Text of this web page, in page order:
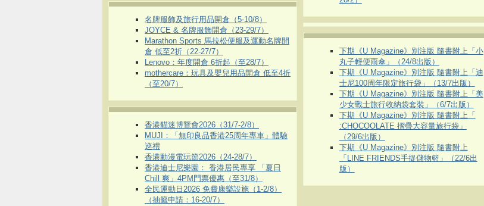
名牌服飾及旅行用品開倉（5-10/8）
JOYCE & 名牌服飾開倉（23-29/7）
Marathon Sports 馬拉松便服及運動名牌開
倉 低至2折（22-27/7）
Lenovo：年度開倉 6折起（至28/7）
mothercare：玩具及嬰兒用品開倉 低至4折
（至20/7）
香港貓迷博覽會2026（31/7-2/8）
MUJI：「無印良品香港25周年專車」體驗
巡禮
香港動漫電玩節2026（24-28/7）
香港迪士尼樂園： 香港居民專享 「夏日
Chill 爽」4PM門票優惠（至31/8）
全民運動日2026 免費康樂設施（1-2/8）
（抽籤申請：16-20/7）
下期《U Magazine》別注版 隨書附上「小
丸子輕便雨傘」（24/8出版）
下期《U Magazine》別注版 隨書附上「迪
士尼100周年限定旅行袋」（13/7出版）
下期《U Magazine》別注版 隨書附上「美
少女戰士旅行收納袋套裝」（6/7出版）
下期《U Magazine》別注版 隨書附上「
:CHOCOOLATE 摺疊大容量旅行袋」
（29/6出版）
下期《U Magazine》別注版 隨書附上
「LINE FRIENDS手提儲物籃」（22/6出
版）